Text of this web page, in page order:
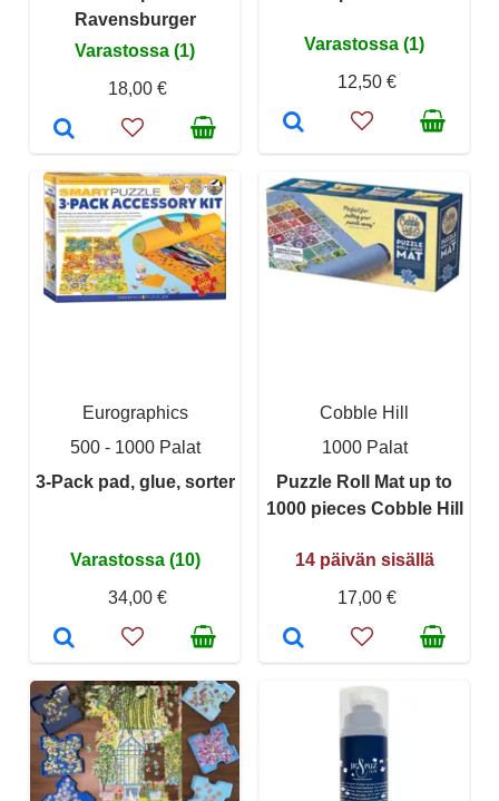
Ravensburger
Varastossa (1)
18,00 €
Varastossa (1)
12,50 €
Eurographics
500 - 1000 Palat
3-Pack pad, glue, sorter
Varastossa (10)
34,00 €
Cobble Hill
1000 Palat
Puzzle Roll Mat up to
1000 pieces Cobble Hill
14 päivän sisällä
17,00 €